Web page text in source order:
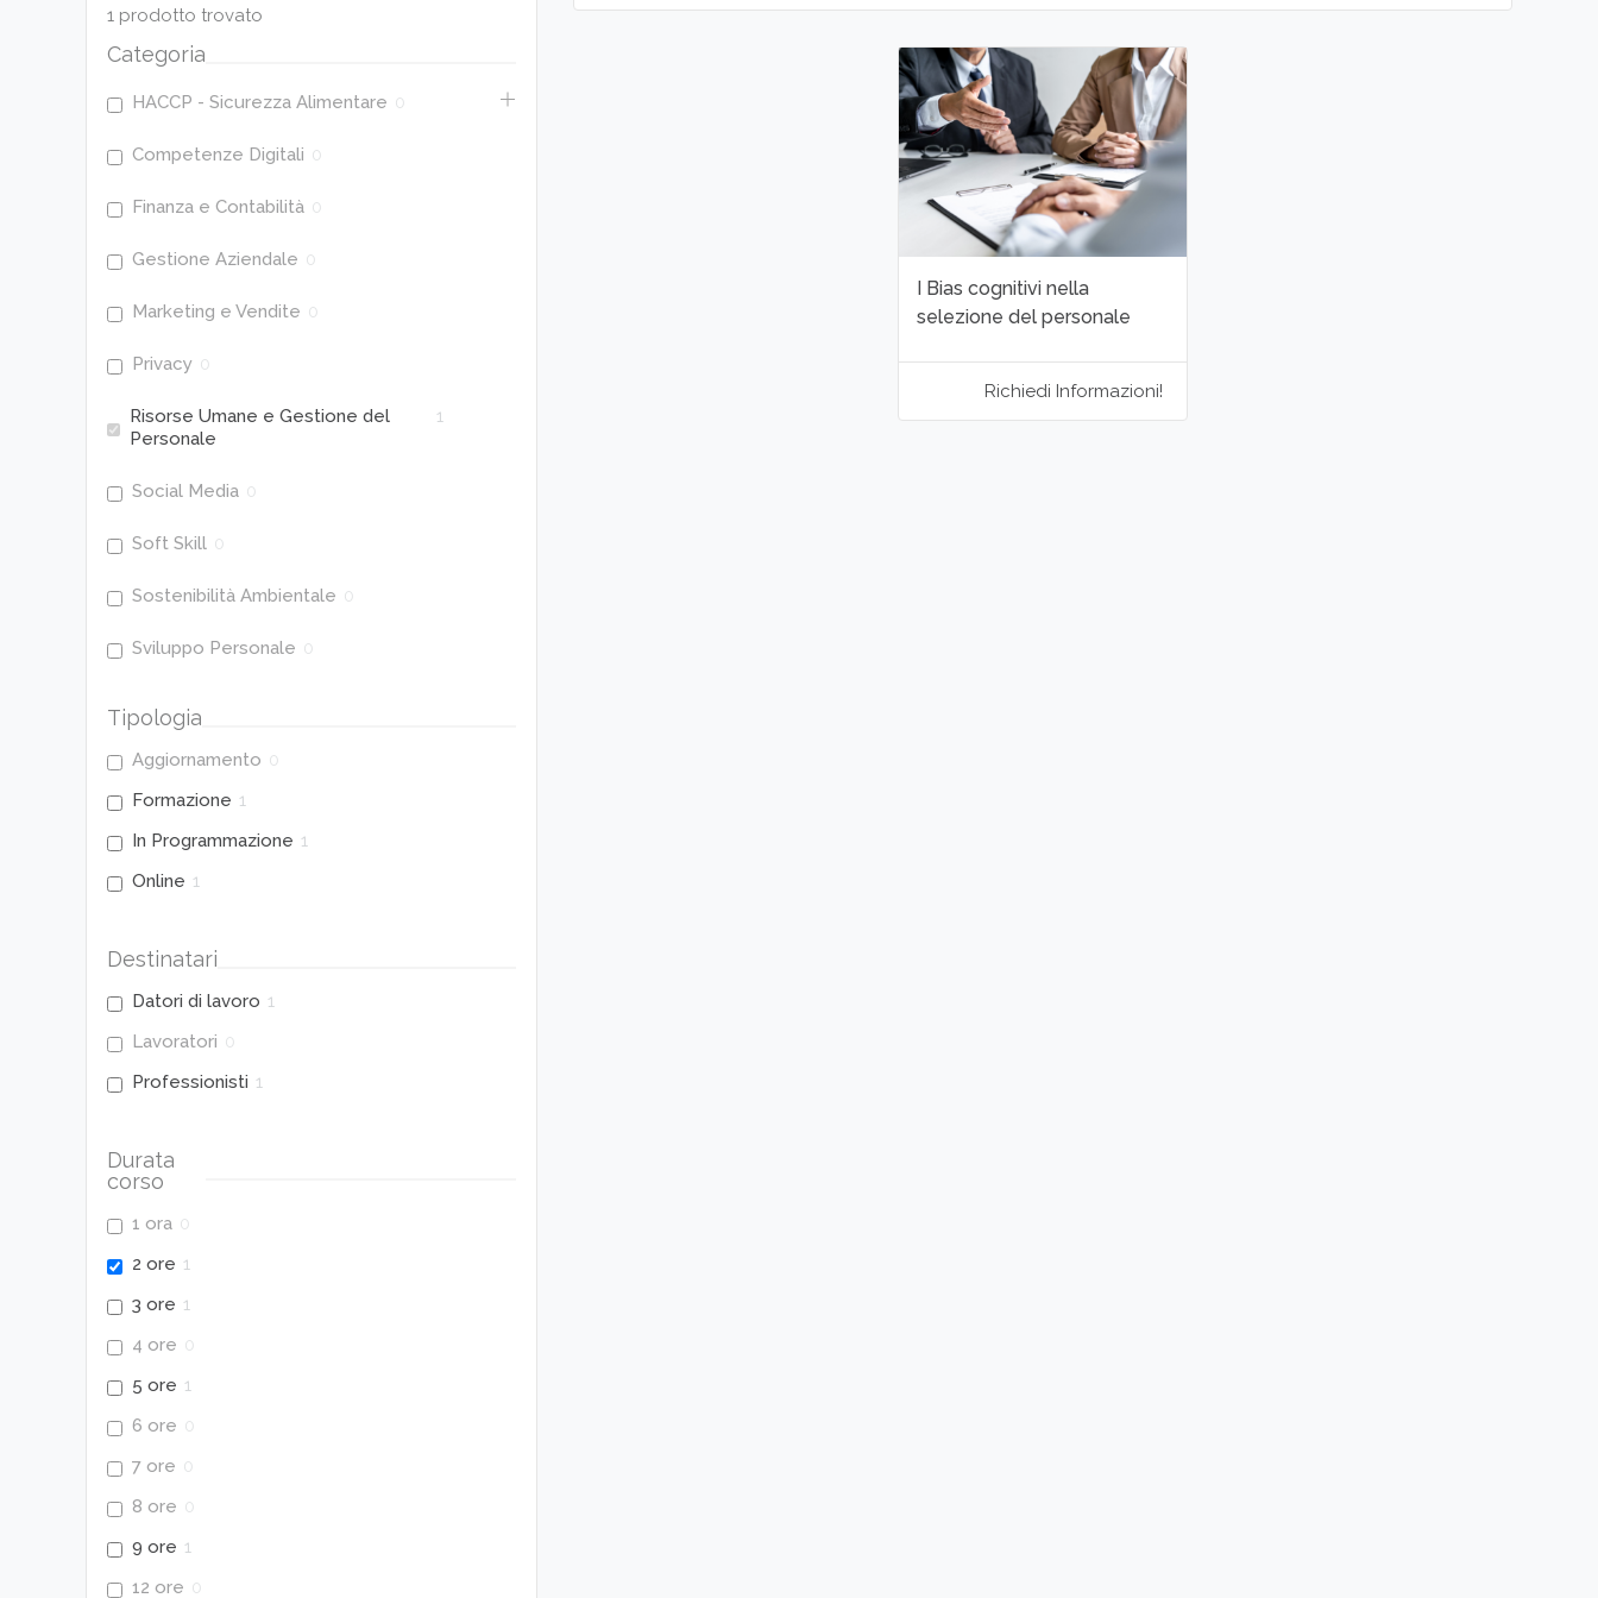
I Bias cognitivi nella
selezione del personale
Richiedi Informazioni!
1prodotto trovato
Categoria
HACCP - Sicurezza Alimentare 0
Competenze Digitali 0
Finanza e Contabilità 0
Gestione Aziendale 0
Marketing e Vendite 0
Privacy 0
Risorse Umane e Gestione del
Personale
1
Social Media 0
Soft Skill 0
Sostenibilità Ambientale 0
Sviluppo Personale 0
Tipologia
Aggiornamento 0
Formazione 1
In Programmazione 1
Online 1
Destinatari
Datori di lavoro 1
Lavoratori 0
Professionisti 1
Durata
corso
1 ora 0
2 ore 1
3 ore 1
4 ore 0
5 ore 1
6 ore 0
7 ore 0
8 ore 0
9 ore 1
12 ore 0